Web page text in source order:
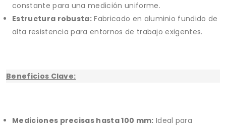
constante para una medición uniforme.
Estructura robusta: Fabricado en aluminio fundido de
alta resistencia para entornos de trabajo exigentes.
Beneficios Clave:
Mediciones precisas hasta 100 mm: Ideal para